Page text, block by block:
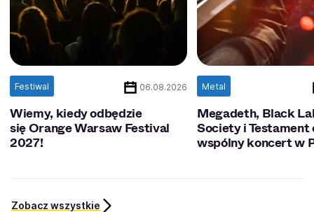
Zobacz wszystkie
Festiwal 06.08.2026
Wiemy, kiedy odbędzie
się Orange Warsaw Festival
2027!
Metal
Megadeth, Black
Society i Testament
wspólny koncert w